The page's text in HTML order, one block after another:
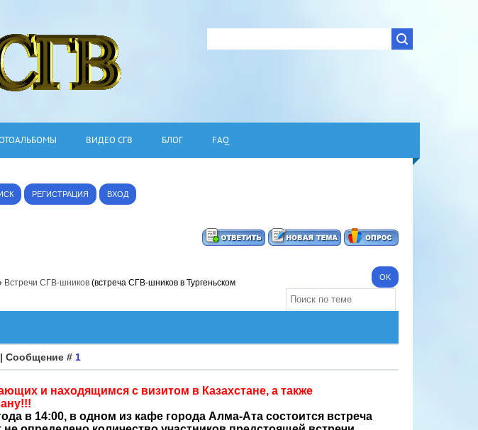
ВИДЕО СГВ БЛОГ FAQ
РЕГИСТРАЦИЯ ВХОД
Встречи СГВ-шников (встреча СГВ-шников в Тургеньском
| Сообщение # 1
и находящимся с визитом в Казахстане, а также
в 14:00, в одном из кафе города Алма-Ата состоится встреча